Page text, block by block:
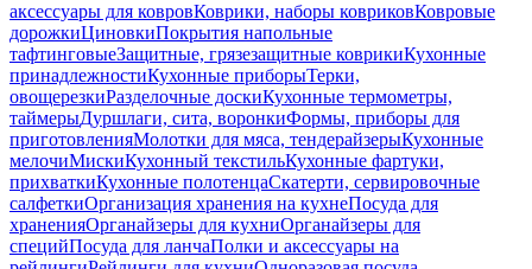
аксессуары для ковровКоврики, наборы ковриковКовровые
дорожкиЦиновкиПокрытия напольные
тафтинговыеЗащитные, грязезащитные коврикиКухонные
принадлежностиКухонные приборыТерки,
овощерезкиРазделочные доскиКухонные термометры,
таймерыДуршлаги, сита, воронкиФормы, приборы для
приготовленияМолотки для мяса, тендерайзерыКухонные
мелочиМискиКухонный текстильКухонные фартуки,
прихваткиКухонные полотенцаСкатерти, сервировочные
салфеткиОрганизация хранения на кухнеПосуда для
храненияОрганайзеры для кухниОрганайзеры для
специйПосуда для ланчаПолки и аксессуары на